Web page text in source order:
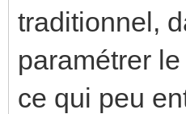
traditionnel,
paramétrer
ce qui peu